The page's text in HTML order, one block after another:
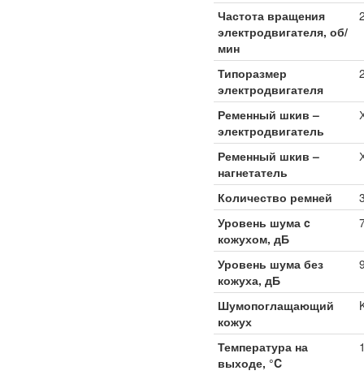
Частота вращения
электродвигателя, об/
мин
Типоразмер
электродвигателя
Ременный шкив –
электродвигатель
Ременный шкив –
нагнетатель
Количество ремней
Уровень шума c
кожухом, дБ
Уровень шума без
кожуха, дБ
Шумопоглащающий
кожух
Температура на
выходе, °C